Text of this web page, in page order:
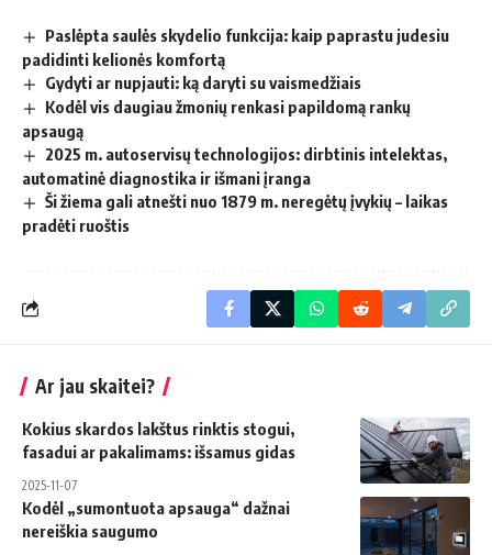
Paslėpta saulės skydelio funkcija: kaip paprastu judesiu
padidinti kelionės komfortą
Gydyti ar nupjauti: ką daryti su vaismedžiais
Kodėl vis daugiau žmonių renkasi papildomą rankų
apsaugą
2025 m. autoservisų technologijos: dirbtinis intelektas,
automatinė diagnostika ir išmani įranga
Ši žiema gali atnešti nuo 1879 m. neregėtų įvykių – laikas
pradėti ruoštis
Ar jau skaitei?
Kokius skardos lakštus rinktis stogui,
fasadui ar pakalimams: išsamus gidas
2025-11-07
Kodėl „sumontuota apsauga“ dažnai
nereiškia saugumo